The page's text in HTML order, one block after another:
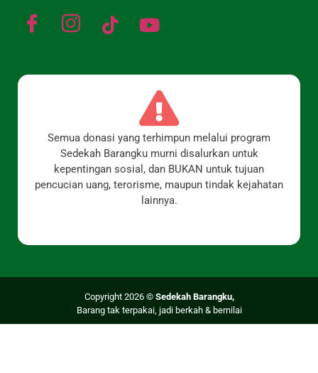
Semua donasi yang terhimpun melalui program
Sedekah Barangku murni disalurkan untuk
kepentingan sosial, dan BUKAN untuk tujuan
pencucian uang, terorisme, maupun tindak kejahatan
lainnya.
Copyright 2026 © Sedekah Barangku,
Barang tak terpakai, jadi berkah & bernilai